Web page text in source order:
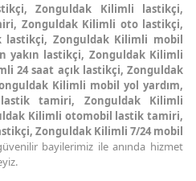
Zonguldak Kilimli lastikçi,
Zonguldak Kilimli oto lastikçi,
lastikçi, Zonguldak Kilimli mobil
yakın lastikçi, Zonguldak Kilimli
24 saat açık lastikçi, Zonguldak
Kilimli mobil yol yardım,
tamiri, Zonguldak Kilimli
Kilimli otomobil lastik tamiri,
Zonguldak Kilimli 7/24 mobil
bayilerimiz ile anında hizmet